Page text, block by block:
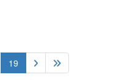
19